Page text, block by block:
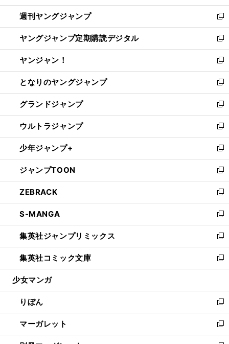
開
く
ウ
で
開
く
ン
ド
ウ
で
開
く
ウ
ィ
ン
ド
ウ
で
開
く
週刊ヤングジャンプ
新
し
い
ウ
ィ
ン
ド
ウ
で
開
く
ヤングジャンプ定期購読デジタル
新
し
い
ウ
ィ
ン
ド
ウ
で
開
く
ヤンジャン！
新
し
い
ウ
ィ
ン
ド
ウ
で
開
く
となりのヤングジャンプ
新
し
い
ウ
ィ
ン
ド
ウ
で
開
く
グランドジャンプ
新
し
い
ウ
ィ
ン
ド
ウ
で
開
く
ウルトラジャンプ
新
し
い
ウ
ィ
ン
ド
ウ
で
開
く
少年ジャンプ+
新
し
い
ウ
ィ
ン
ド
ウ
で
開
く
ジャンプTOON
新
し
い
ウ
ィ
ン
ド
ウ
で
開
ZEBRACK
新
し
い
ウ
ィ
ン
ド
ウ
開
く
S-MANGA
新
し
い
ウ
ィ
ン
ウ
で
開
く
集英社ジャンプリミックス
新
し
い
ウ
ン
ド
ウ
で
開
集英社コミック文庫
新
し
ウ
ィ
ン
ド
ウ
少女マンガ
りぼん
新
し
い
ウ
マーガレット
新
し